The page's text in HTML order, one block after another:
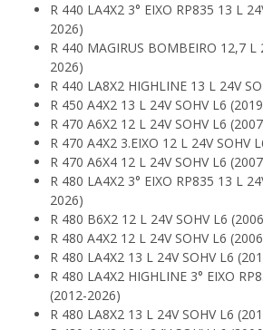
R 440 LA4X2 3° EIXO RP835 13 L
2026)
R 440 MAGIRUS BOMBEIRO 12,7 L
2026)
R 440 LA8X2 HIGHLINE 13 L 24V
R 450 A4X2 13 L 24V SOHV L6
R 470 A6X2 12 L 24V SOHV L6
R 470 A4X2 3.EIXO 12 L 24V SOHV
R 470 A6X4 12 L 24V SOHV L6
R 480 LA4X2 3° EIXO RP835 13 L
2026)
R 480 B6X2 12 L 24V SOHV L6
R 480 A4X2 12 L 24V SOHV L6
R 480 LA4X2 13 L 24V SOHV L6
R 480 LA4X2 HIGHLINE 3° EIXO
(2012-2026)
R 480 LA8X2 13 L 24V SOHV L6